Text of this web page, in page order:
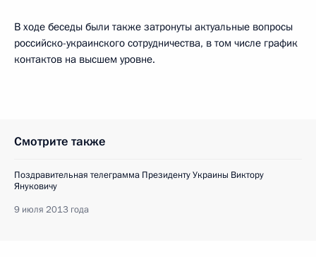
В ходе беседы были также затронуты актуальные вопросы
российско-украинского сотрудничества, в том числе график
контактов на высшем уровне.
Смотрите также
Поздравительная телеграмма Президенту Украины Виктору
Януковичу
9 июля 2013 года